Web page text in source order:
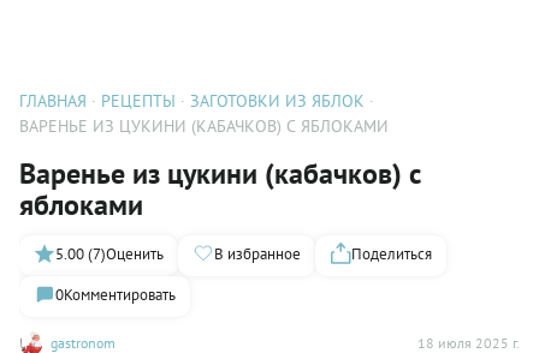
ГЛАВНАЯ РЕЦЕПТЫ
ЗАГОТОВКИ ИЗ ЯБЛОК
ВАРЕНЬЕ ИЗ ЦУКИНИ (КАБАЧКОВ) С ЯБЛОКАМИ
Варенье из цукини (кабачков) с
яблоками
gastronom 18 июля 2025 г.
5.00 (7)Оценить В избранное
Поделиться
0Комментировать